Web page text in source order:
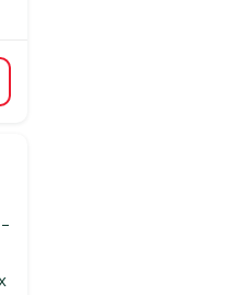
grozam